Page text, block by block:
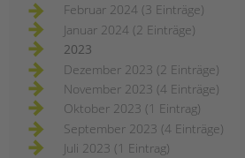
Februar 2024 (3 Einträge)
Januar 2024 (2 Einträge)
2023
Dezember 2023 (2 Einträge)
November 2023 (4 Einträge)
Oktober 2023 (1 Eintrag)
September 2023 (4 Einträge)
Juli 2023 (1 Eintrag)